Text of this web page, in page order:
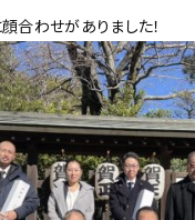
合わせがありました！